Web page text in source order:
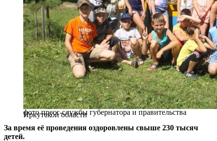
фото пресс-службы губернатора и правительства
Иркутской области
За время её проведения оздоровлены свыше 230 тысяч
детей.